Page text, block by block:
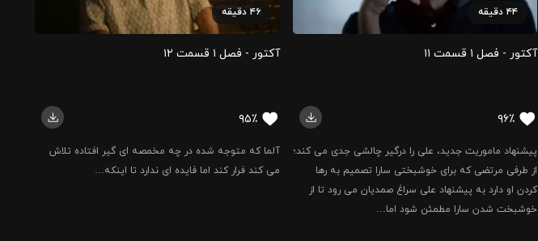
۴۴ دقیقه
آکتور - فصل ۱ قسمت ‍۱۱
۹۶٪
پیشنهاد ماموریت جدید، علی را درگیر چالشی جدی می کند؛
از طرفی مرتضی که برای خوشبختی سارا تصمیم به رها
کردن او دارد به پیشنهاد علی سراغ صمدیان می رود تا از
خوشبخت شدن سارا مطمئن شود اما…
۴۶ دقیقه
آکتور - فصل ۱ قسمت ‍۱۲
۹۵٪
آلما که متوجه شده در چه مخمصه ای گیر افتاده تلاش
می کند فرار کند اما فایده ای ندارد تا اینکه…